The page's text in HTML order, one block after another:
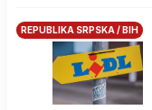
REPUBLIKA SRPSKA / BIH